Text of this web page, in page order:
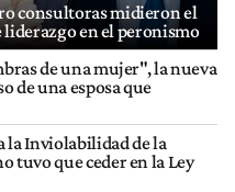
consultoras midieron el
liderazgo en el peronismo
de una mujer", la nueva
de una esposa que
la Inviolabilidad de la
tuvo que ceder en la Ley